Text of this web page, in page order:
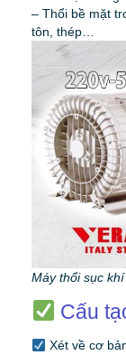
– Thổi bề mặt
tôn, thép…
Máy thổi sục
Cấu
Xét về cơ